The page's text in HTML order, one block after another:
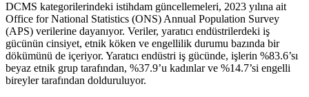
DCMS kategorilerindeki istihdam güncellemeleri, 2023 yılına ait
Office for National Statistics (ONS) Annual Population Survey
(APS) verilerine dayanıyor. Veriler, yaratıcı endüstrilerdeki iş
gücünün cinsiyet, etnik köken ve engellilik durumu bazında bir
dökümünü de içeriyor. Yaratıcı endüstri iş gücünde, işlerin %83.6’sı
beyaz etnik grup tarafından, %37.9’u kadınlar ve %14.7’si engelli
bireyler tarafından dolduruluyor.